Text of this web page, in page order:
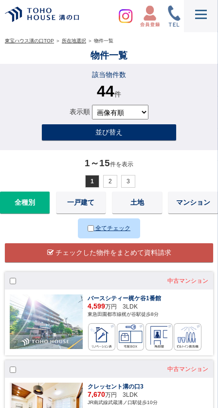
東宝ハウス溝の口TOP ＞ 所在地選択 ＞ 物件一覧
物件一覧
該当物件数
44件
表示順
並び替え
1～15件を表示
1 2 3
全種別 一戸建て 土地 マンション
全てチェック
チェックした物件をまとめて資料請求
中古マンション
バースシティー梶ケ谷1番館
4,599万円 3LDK
東急田園都市線梶が谷駅徒歩8分
中古マンション
クレッセント溝の口3
7,670万円 3LDK
JR南武線武蔵溝ノ口駅徒歩10分